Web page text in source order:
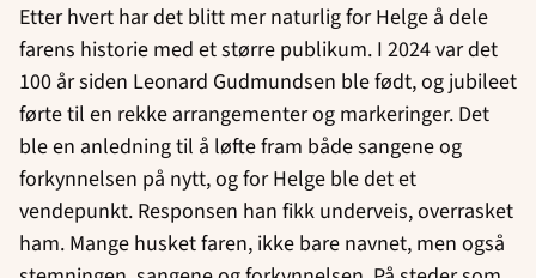
Etter hvert har det blitt mer naturlig for Helge å dele
farens historie med et større publikum. I 2024 var det
100 år siden Leonard Gudmundsen ble født, og jubileet
førte til en rekke arrangementer og markeringer. Det
ble en anledning til å løfte fram både sangene og
forkynnelsen på nytt, og for Helge ble det et
vendepunkt. Responsen han fikk underveis, overrasket
ham. Mange husket faren, ikke bare navnet, men også